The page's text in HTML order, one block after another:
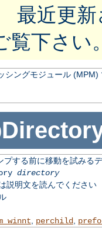
最近更
覧下さい
シングモジュール
プする前に移動を試みる
directory
説明文を読んでください
perchild,